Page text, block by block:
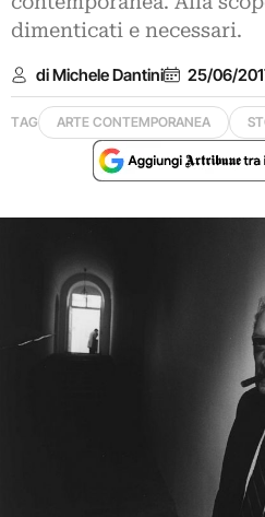
dimenticati e necessari.
di Michele Dantini 25/06/
TAG ARTE CONTEMPORANEA